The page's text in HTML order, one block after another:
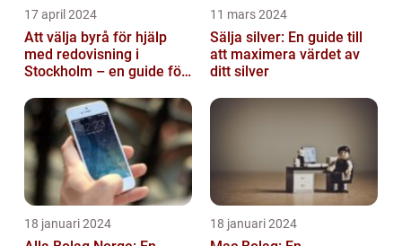
17 april 2024
Att välja byrå för hjälp
med redovisning i
Stockholm – en guide för
11 mars 2024
Sälja silver: En guide till
att maximera värdet av
ditt silver
18 januari 2024 18 januari 2024